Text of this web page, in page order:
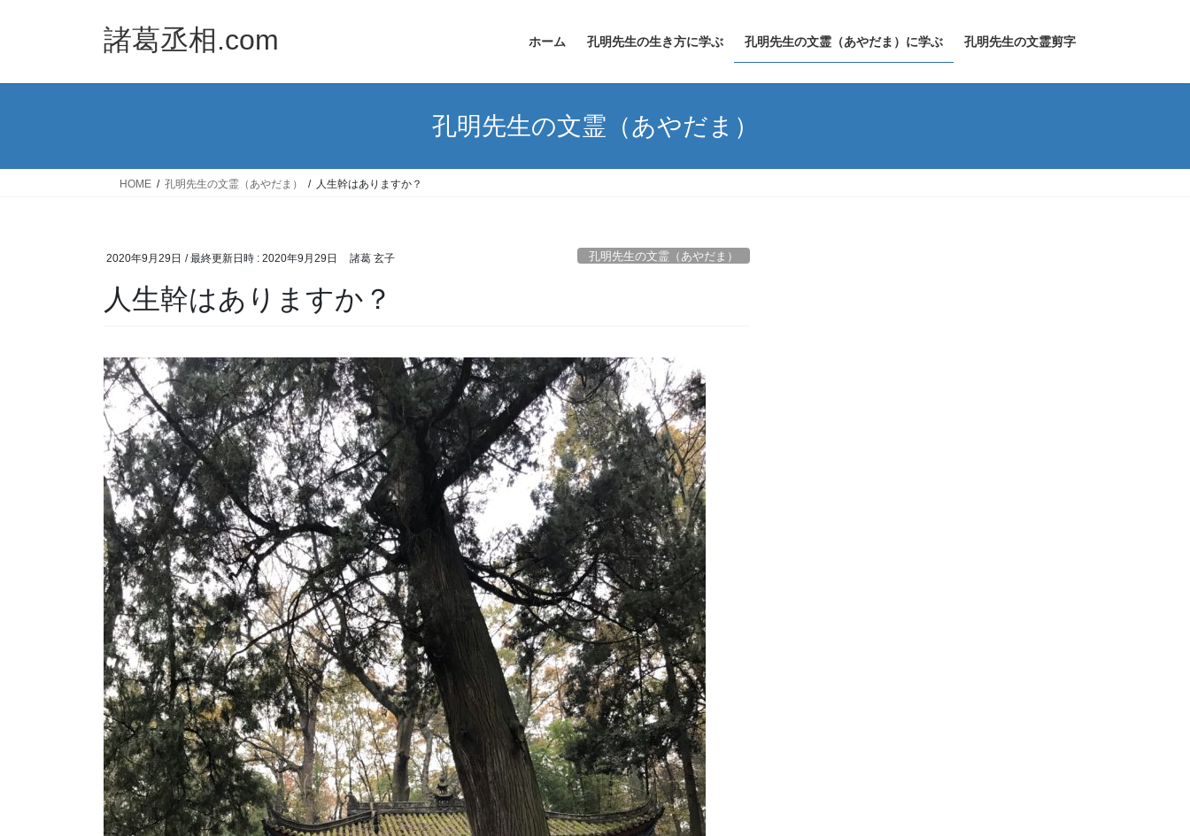
諸葛丞相.com ホーム 孔明先生の生き方に学ぶ 孔明先生の文霊（あやだま）に学ぶ 孔明先生の文霊剪字
孔明先生の文霊（あやだま）
HOME 孔明先生の文霊（あやだま） 人生幹はありますか？
2020年9月29日 / 最終更新日時 : 2020年9月29日 諸葛 玄子 孔明先生の文霊（あやだま）
人生幹はありますか？